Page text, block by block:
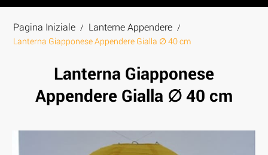
Pagina Iniziale / Lanterne Appendere /
Lanterna Giapponese Appendere Gialla ∅ 40 cm
Lanterna Giapponese
Appendere Gialla ∅ 40 cm